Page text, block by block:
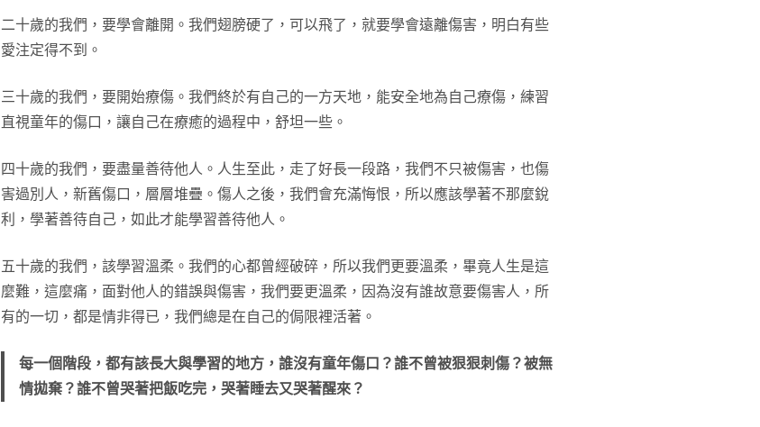
二十歲的我們，要學會離開。我們翅膀硬了，可以飛了，就要學會遠離傷害，明白有些
愛注定得不到。
三十歲的我們，要開始療傷。我們終於有自己的一方天地，能安全地為自己療傷，練習
直視童年的傷口，讓自己在療癒的過程中，舒坦一些。
四十歲的我們，要盡量善待他人。人生至此，走了好長一段路，我們不只被傷害，也傷
害過別人，新舊傷口，層層堆疊。傷人之後，我們會充滿悔恨，所以應該學著不那麼銳
利，學著善待自己，如此才能學習善待他人。
五十歲的我們，該學習溫柔。我們的心都曾經破碎，所以我們更要溫柔，畢竟人生是這
麼難，這麼痛，面對他人的錯誤與傷害，我們要更溫柔，因為沒有誰故意要傷害人，所
有的一切，都是情非得已，我們總是在自己的侷限裡活著。
每一個階段，都有該長大與學習的地方，誰沒有童年傷口？誰不曾被狠狠刺傷？被無
情拋棄？誰不曾哭著把飯吃完，哭著睡去又哭著醒來？